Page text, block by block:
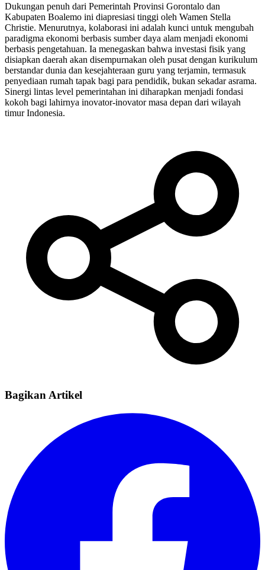
Dukungan penuh dari Pemerintah Provinsi Gorontalo dan
Kabupaten Boalemo ini diapresiasi tinggi oleh Wamen Stella
Christie. Menurutnya, kolaborasi ini adalah kunci untuk mengubah
paradigma ekonomi berbasis sumber daya alam menjadi ekonomi
berbasis pengetahuan. Ia menegaskan bahwa investasi fisik yang
disiapkan daerah akan disempurnakan oleh pusat dengan kurikulum
berstandar dunia dan kesejahteraan guru yang terjamin, termasuk
penyediaan rumah tapak bagi para pendidik, bukan sekadar asrama.
Sinergi lintas level pemerintahan ini diharapkan menjadi fondasi
kokoh bagi lahirnya inovator-inovator masa depan dari wilayah
timur Indonesia.
Bagikan Artikel